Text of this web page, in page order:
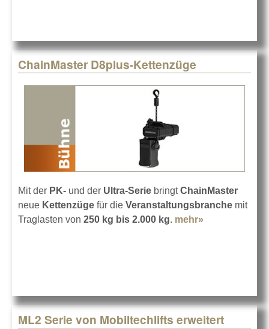
ChainMaster D8plus-Kettenzüge
Mit der PK- und der Ultra-Serie bringtChainMaster
neue Kettenzüge für die Veranstaltungsbranche mit
Traglasten von 250 kg bis 2.000 kg. mehr»
ML2 Serie von Mobiltechlifts erweitert